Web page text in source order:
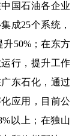
国石油各企业
成25个系统，
50%；在东方
行，提升工作
东石化，通过
应用，目前公
以上；在独山